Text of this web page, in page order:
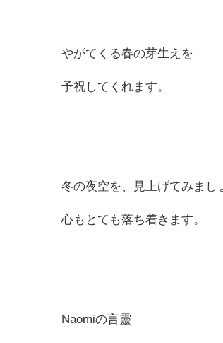
やがてくる春の芽生えを
予祝してくれます。
冬の夜空を、見上げてみまし
心もとても落ち着きます。
Naomiの言靈